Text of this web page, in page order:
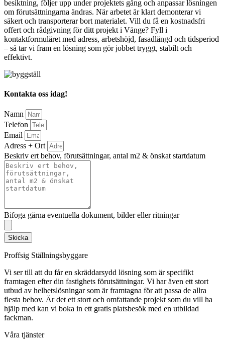
besiktning, följer upp under projektets gång och anpassar lösningen
om förutsättningarna ändras. När arbetet är klart demonterar vi
säkert och transporterar bort materialet. Vill du få en kostnadsfri
offert och rådgivning för ditt projekt i Vänge? Fyll i
kontaktformuläret med adress, arbetshöjd, fasadlängd och tidsperiod
– så tar vi fram en lösning som gör jobbet tryggt, stabilt och
effektivt.
Kontakta oss idag!
Namn
Telefon
Email
Adress + Ort
Beskriv ert behov, förutsättningar, antal m2 & önskat startdatum
Bifoga gärna eventuella dokument, bilder eller ritningar
Skicka
Proffsig Ställningsbyggare
Vi ser till att du får en skräddarsydd lösning som är specifikt
framtagen efter din fastighets förutsättningar. Vi har även ett stort
utbud av helhetslösningar som är framtagna för att passa de allra
flesta behov. Är det ett stort och omfattande projekt som du vill ha
hjälp med kan vi boka in ett gratis platsbesök med en utbildad
fackman.
Våra tjänster